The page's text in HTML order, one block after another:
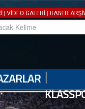
| VİDEO GALERİ | HABER
|